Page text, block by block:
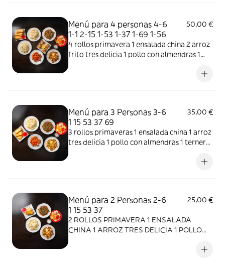
Menú para 4 personas 4-6
1-1 2-15 1-53 1-37 1-69 1-56
50,00 €
4 rollos primavera 1 ensalada china 2 arroz
frito tres delicia 1 pollo con almendras 1
Menú para 3 Personas 3-6
1 15 53 37 69
35,00 €
3 rollos primaveras 1 ensalada china 1 arroz
tres delicia 1 pollo con almendras 1 ternera
Menú para 2 Personas 2-6
1 15 53 37
25,00 €
2 ROLLOS PRIMAVERA 1 ENSALADA
CHINA 1 ARROZ TRES DELICIA 1 POLLO